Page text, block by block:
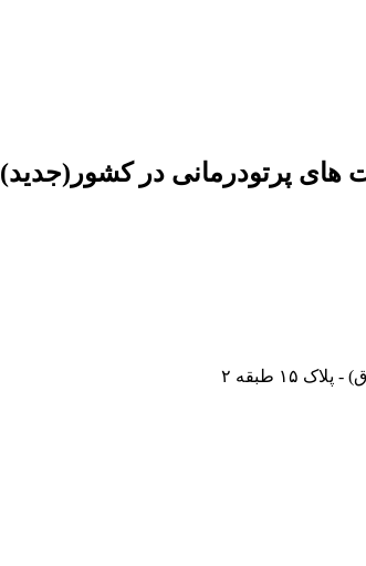
پرتودرمانی در کشور(جدید)
طبقه ۲